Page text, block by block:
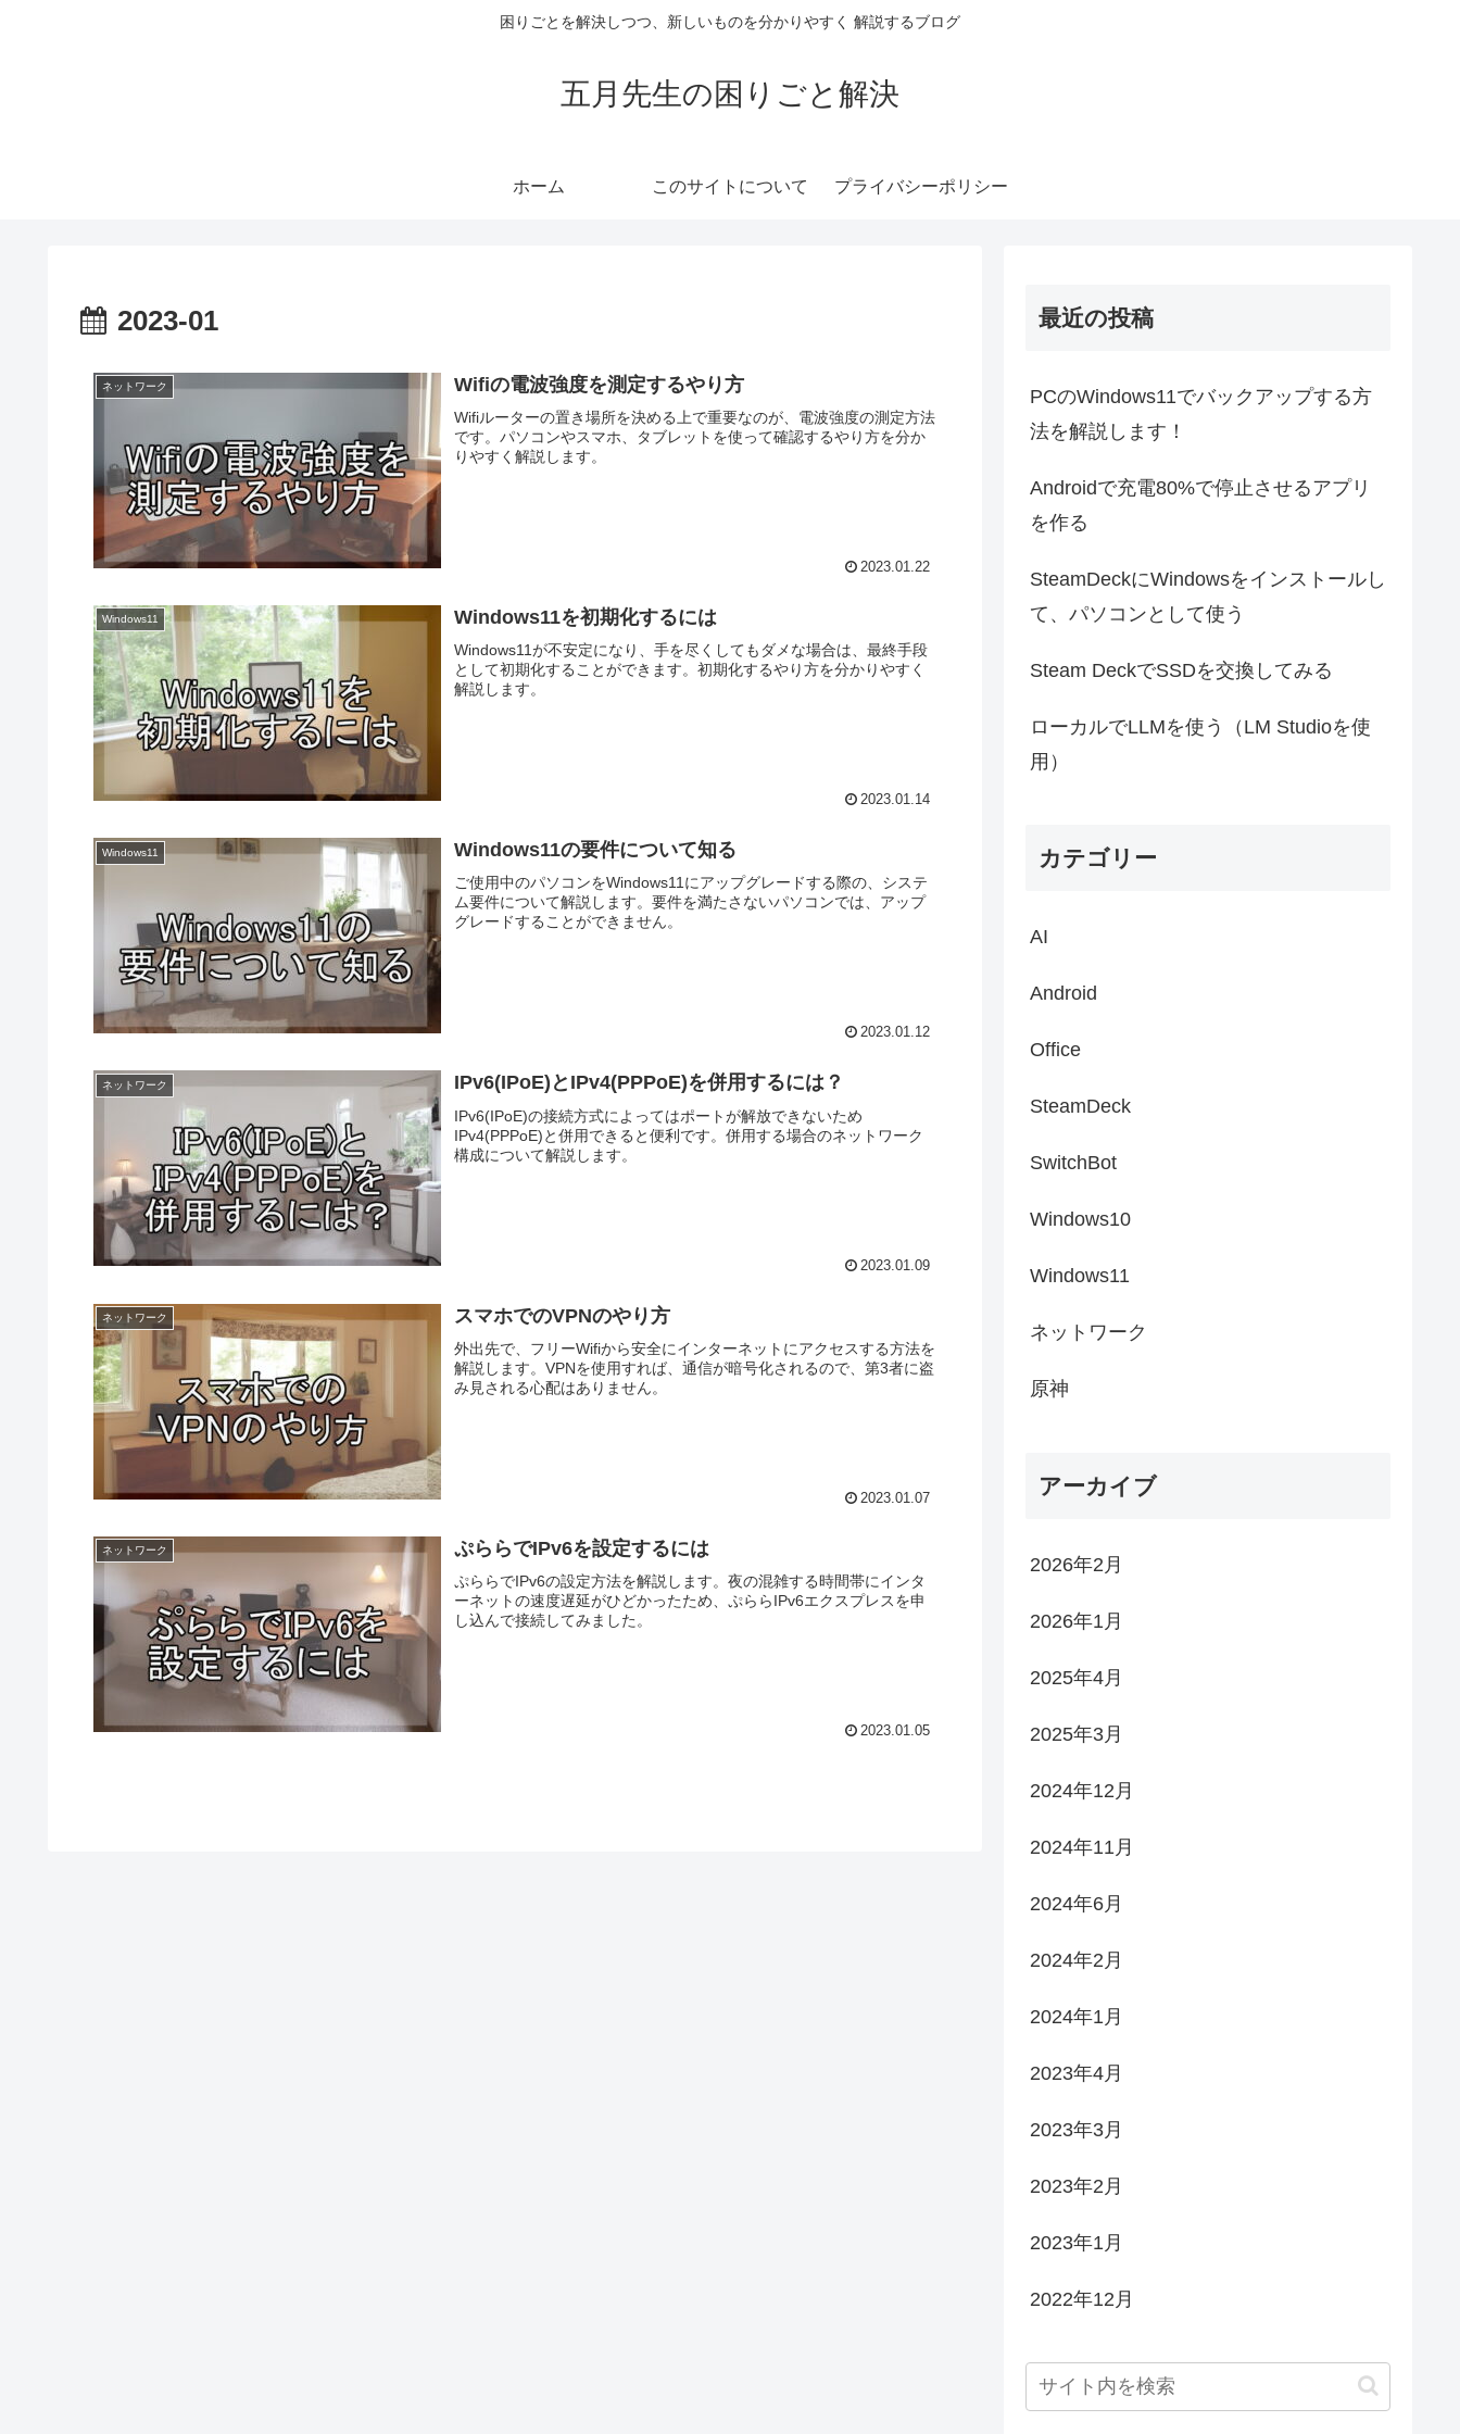
困りごとを解決しつつ、新しいものを分かりやすく 解説するブログ
五月先生の困りごと解決
ホーム このサイトについて プライバシーポリシー
2023-01
ネットワーク Wifiの電波強度を測定するやり方
Wifiルーターの置き場所を決める上で重要なのが、電波強度の測定方法
です。パソコンやスマホ、タブレットを使って確認するやり方を分か
りやすく解説します。
2023.01.22
Windows11 Windows11を初期化するには
Windows11が不安定になり、手を尽くしてもダメな場合は、最終手段
として初期化することができます。初期化するやり方を分かりやすく
解説します。
2023.01.14
Windows11 Windows11の要件について知る
ご使用中のパソコンをWindows11にアップグレードする際の、システ
ム要件について解説します。要件を満たさないパソコンでは、アップ
グレードすることができません。
2023.01.12
ネットワーク IPv6(IPoE)とIPv4(PPPoE)を併用するには？
IPv6(IPoE)の接続方式によってはポートが解放できないため
IPv4(PPPoE)と併用できると便利です。併用する場合のネットワーク
構成について解説します。
2023.01.09
ネットワーク スマホでのVPNのやり方
外出先で、フリーWifiから安全にインターネットにアクセスする方法を
解説します。VPNを使用すれば、通信が暗号化されるので、第3者に盗
み見される心配はありません。
2023.01.07
ネットワーク ぷららでIPv6を設定するには
ぷららでIPv6の設定方法を解説します。夜の混雑する時間帯にインタ
ーネットの速度遅延がひどかったため、ぷららIPv6エクスプレスを申
し込んで接続してみました。
2023.01.05
最近の投稿
PCのWindows11でバックアップする方
法を解説します！
Androidで充電80%で停止させるアプリ
を作る
SteamDeckにWindowsをインストールし
て、パソコンとして使う
Steam DeckでSSDを交換してみる
ローカルでLLMを使う（LM Studioを使
用）
カテゴリー
AI
Android
Office
SteamDeck
SwitchBot
Windows10
Windows11
ネットワーク
原神
アーカイブ
2026年2月
2026年1月
2025年4月
2025年3月
2024年12月
2024年11月
2024年6月
2024年2月
2024年1月
2023年4月
2023年3月
2023年2月
2023年1月
2022年12月